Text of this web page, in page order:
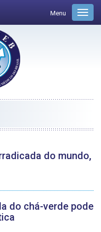
Menu
do mundo,
do chá-verde pode